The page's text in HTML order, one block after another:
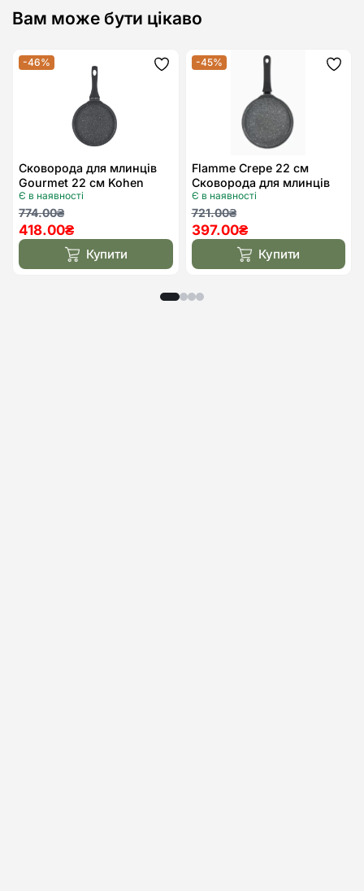
Вам може бути цікаво
-46% Додати
Сковорода для млинців
Gourmet 22 см Kohen
Є в наявності
774.00₴
Оригінальна
ціна:
774.00₴.
418.00₴
Поточна
ціна:
418.00₴. Купити
-45%
Flamme Crepe 22 см
Сковорода для млинців
Kohen
Є в наявності
721.00₴
Оригінальна
ціна:
721.00₴.
397.00₴
Поточна
ціна:
397.00₴. Купити